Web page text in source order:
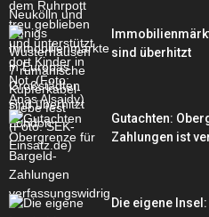
sind überhitzt
Gutachten:
Zahlungen ist
Die eigene